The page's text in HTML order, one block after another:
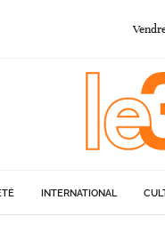
INTERNATIONAL